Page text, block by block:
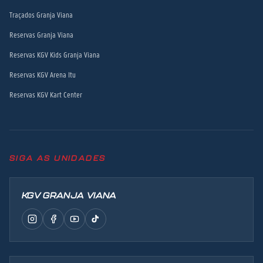
Traçados Granja Viana
Reservas Granja Viana
Reservas KGV Kids Granja Viana
Reservas KGV Arena Itu
Reservas KGV Kart Center
SIGA AS UNIDADES
KGV GRANJA VIANA